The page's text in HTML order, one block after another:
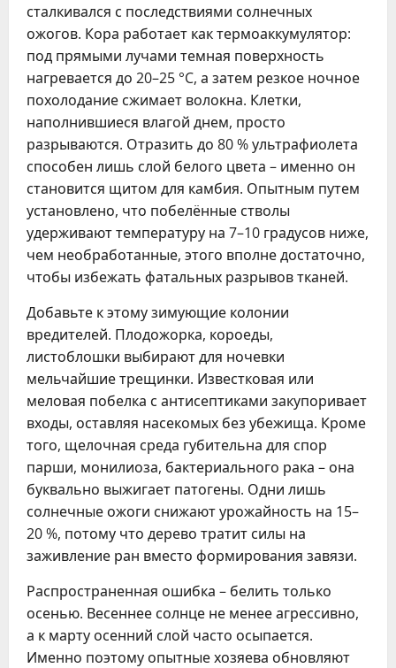
сталкивался с последствиями солнечных
ожогов. Кора работает как термоаккумулятор:
под прямыми лучами темная поверхность
нагревается до 20–25 °C, а затем резкое ночное
похолодание сжимает волокна. Клетки,
наполнившиеся влагой днем, просто
разрываются. Отразить до 80 % ультрафиолета
способен лишь слой белого цвета – именно он
становится щитом для камбия. Опытным путем
установлено, что побелённые стволы
удерживают температуру на 7–10 градусов ниже,
чем необработанные, этого вполне достаточно,
чтобы избежать фатальных разрывов тканей.
Добавьте к этому зимующие колонии
вредителей. Плодожорка, короеды,
листоблошки выбирают для ночевки
мельчайшие трещинки. Известковая или
меловая побелка с антисептиками закупоривает
входы, оставляя насекомых без убежища. Кроме
того, щелочная среда губительна для спор
парши, монилиоза, бактериального рака – она
буквально выжигает патогены. Одни лишь
солнечные ожоги снижают урожайность на 15–
20 %, потому что дерево тратит силы на
заживление ран вместо формирования завязи.
Распространенная ошибка – белить только
осенью. Весеннее солнце не менее агрессивно,
а к марту осенний слой часто осыпается.
Именно поэтому опытные хозяева обновляют